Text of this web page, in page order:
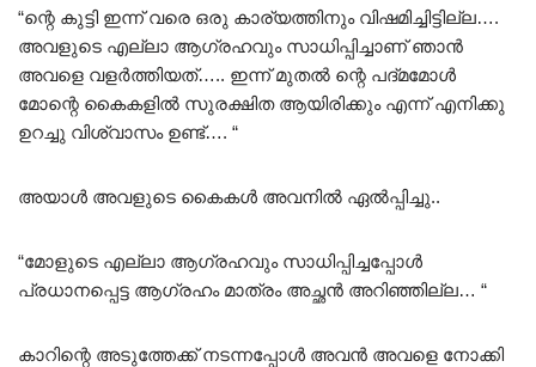
“ന്റെ കുട്ടി ഇന്ന് വരെ ഒരു കാര്യത്തിനും വിഷമിച്ചിട്ടില്ല….
അവളുടെ എല്ലാ ആഗ്രഹവും സാധിപ്പിച്ചാണ് ഞാൻ
അവളെ വളർത്തിയത്….. ഇന്ന് മുതൽ ന്റെ പദ്മമോൾ
മോന്റെ കൈകളിൽ സുരക്ഷിത ആയിരിക്കും എന്ന് എനിക്കു
ഉറച്ചു വിശ്വാസം ഉണ്ട്…. “
അയാൾ അവളുടെ കൈകൾ അവനിൽ ഏൽപ്പിച്ചു..
“മോളുടെ എല്ലാ ആഗ്രഹവും സാധിപ്പിച്ചപ്പോൾ
പ്രധാനപ്പെട്ട ആഗ്രഹം മാത്രം അച്ഛൻ അറിഞ്ഞില്ല… “
കാറിന്റെ അടുത്തേക്ക് നടന്നപ്പോൾ അവൻ അവളെ നോക്കി